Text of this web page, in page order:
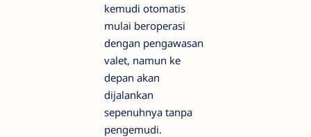
kemudi otomatis
mulai beroperasi
dengan pengawasan
valet, namun ke
depan akan
dijalankan
sepenuhnya tanpa
pengemudi.